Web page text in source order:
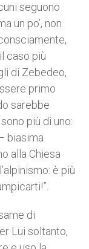
seguono
un po’, non
caso più
di Zebedeo,
primo
sarebbe
più di uno:
biasima
alla Chiesa
è più
di
Lui soltanto,